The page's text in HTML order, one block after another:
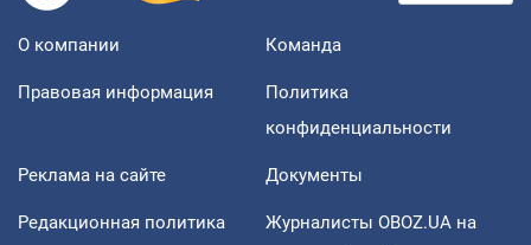
О компании Команда
Правовая информация
Политика
конфиденциальности
Реклама на сайте Документы
Редакционная политика
Журналисты OBOZ.UA на